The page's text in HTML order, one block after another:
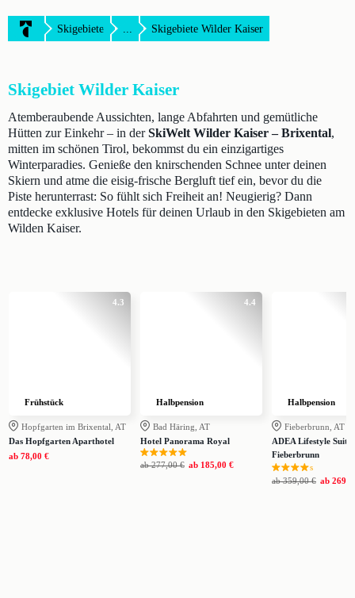
Skigebiete ... Skigebiete Wilder Kaiser
Skigebiet Wilder Kaiser
Atemberaubende Aussichten, lange Abfahrten und gemütliche
Hütten zur Einkehr – in derSkiWelt Wilder Kaiser – Brixental,
mitten im schönen Tirol, bekommst du ein einzigartiges
Winterparadies. Genieße den knirschenden Schnee unter deinen
Skiern und atme die eisig-frische Bergluft tief ein, bevor du die
Piste herunterrast: So fühlt sich Freiheit an! Neugierig? Dann
entdecke exklusive Hotels für deinen Urlaub in den Skigebieten am
Wilden Kaiser.
4.3
Frühstück
Hopfgarten im Brixental, AT
Das Hopfgarten Aparthotel
ab 78,00 €
4.4
Halbpension
Bad Häring, AT
Hotel Panorama Royal
ab 277,00 € ab 185,00 €
Halbpension
Fieberbrunn, AT
ADEA Lifestyle Suites
Fieberbrunn
s
ab 359,00 € ab